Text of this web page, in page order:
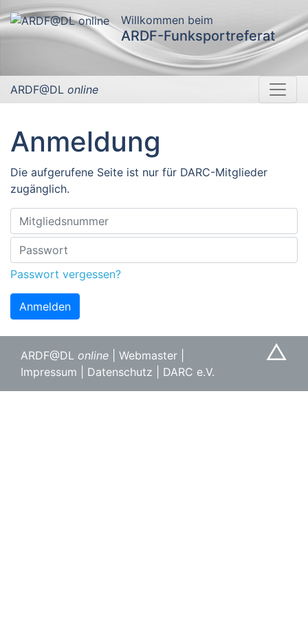
Willkommen beim
ARDF-Funksportreferat
ARDF@DL online
Anmeldung
Die aufgerufene Seite ist nur für DARC-Mitglieder
zugänglich.
Passwort vergessen?
Anmelden
△
ARDF@DL online Webmaster
Impressum
Datenschutz DARC e.V.